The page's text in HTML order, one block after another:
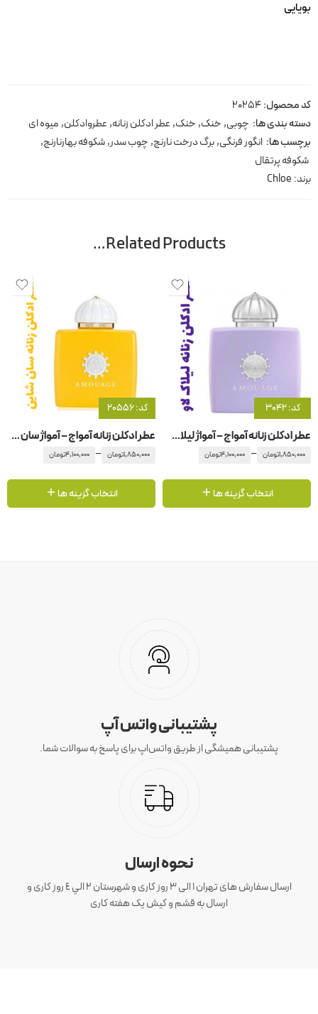
بویایی
کد محصول:20254
دسته بندی ها: چوبی, خنک, خنک, عطر ادکلن زنانه, عطروادکلن, میوه ای
برچسب ها: انگور فرنگی,برگ درخت نارنج, چوب سدر,شکوفه بهارنارنج,
شکوفه پرتقال
برند: Chloe
Related Products…
کد: 3042
عطر ادکلن زنانه آمواج – آمواژ لیلاک لاو
1,850,000تومان –
4,100,000تومان
انتخاب گزینه ها
کد: 20556
عطر ادکلن زنانه آمواج – آمواژ سان شاین
1,850,000تومان –
4,100,000تومان
انتخاب گزینه ها
پشتیبانی واتس آپ
پشتیبانی همیشگی از طریق واتس‌اپ برای پاسخ به سوالات شما.
نحوه ارسال
ارسال سفارش های تهران 1 الی 3 روز کاری و شهرستان ٢ الي ٤ روز کاری و
ارسال به قشم و کیش یک هفته کاری